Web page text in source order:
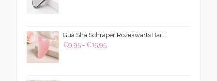
Gua Sha Schraper Rozekwarts Hart
€9,95 - €15,95Prijsklasse: